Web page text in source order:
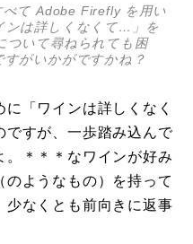
べて Adobe Firefly を用い
ンは詳しくなくて…」を
ついて尋ねられても困
すがいかがですかね？
「ワインは詳しくなく
すが、一歩踏み込んで
。＊＊＊なワインが好み
ようなもの）を持って
少なくとも前向きに返事